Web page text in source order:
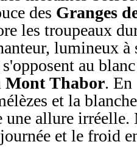
des Granges
les troupeaux
lumineux
au
Mont Thabor. En
et la
une allure
et le froid